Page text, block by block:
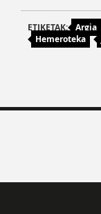
ETIKETAK: Argia
Hemeroteka